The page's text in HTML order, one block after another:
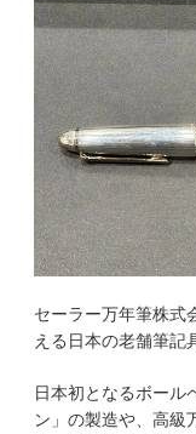
セーラー万年筆株式
える日本の老舗筆記
日本初となるボール
ン」の製造や、高級